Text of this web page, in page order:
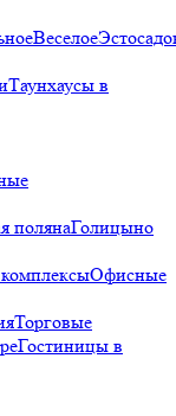
Веселое
Таунхаусы в
полянаГолицыно
Офисные
Торговые
Гостиницы в